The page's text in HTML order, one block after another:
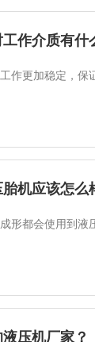
作介质有什
作更加稳定，
机应该怎么
形都会使用到
压机厂家？